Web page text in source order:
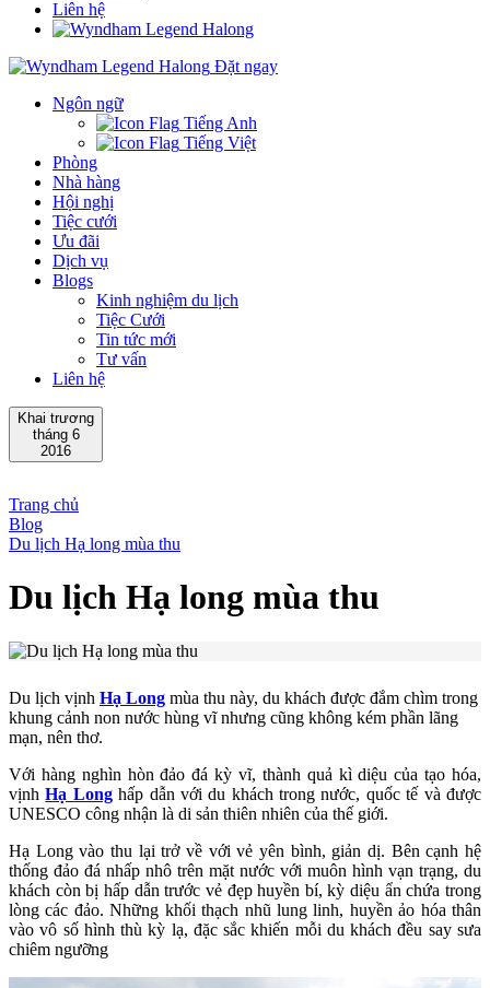
Liên hệ
Đặt ngay
Ngôn ngữ
Tiếng Anh
Tiếng Việt
Phòng
Nhà hàng
Hội nghị
Tiệc cưới
Ưu đãi
Dịch vụ
Blogs
Kinh nghiệm du lịch
Tiệc Cưới
Tin tức mới
Tư vấn
Liên hệ
Khai trương
tháng 6
2016
Trang chủ
Blog
Du lịch Hạ long mùa thu
Du lịch Hạ long mùa thu
Du lịch vịnh Hạ Long mùa thu này, du khách được đắm chìm trong
khung cảnh non nước hùng vĩ nhưng cũng không kém phần lãng
mạn, nên thơ.
Với hàng nghìn hòn đảo đá kỳ vĩ, thành quả kì diệu của tạo hóa,
vịnhHạ Longhấp dẫn với du khách trong nước, quốc tế và được
UNESCO công nhận là di sản thiên nhiên của thế giới.
Hạ Long vào thu lại trở về với vẻ yên bình, giản dị. Bên cạnh hệ
thống đảo đá nhấp nhô trên mặt nước với muôn hình vạn trạng, du
khách còn bị hấp dẫn trước vẻ đẹp huyền bí, kỳ diệu ẩn chứa trong
lòng các đảo. Những khối thạch nhũ lung linh, huyền ảo hóa thân
vào vô số hình thù kỳ lạ, đặc sắc khiến mỗi du khách đều say sưa
chiêm ngưỡng